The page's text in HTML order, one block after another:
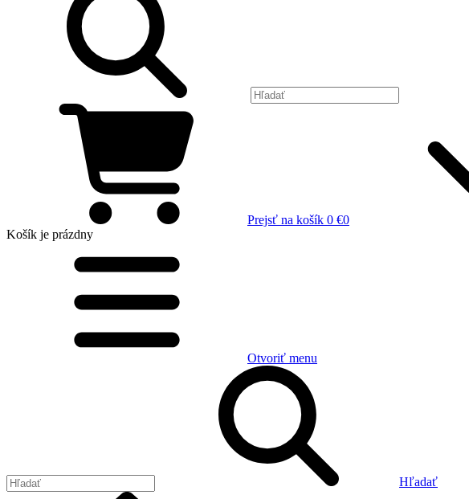
Prejsť na košík 0 €0
Košík je prázdny
Otvoriť menu
Hľadať